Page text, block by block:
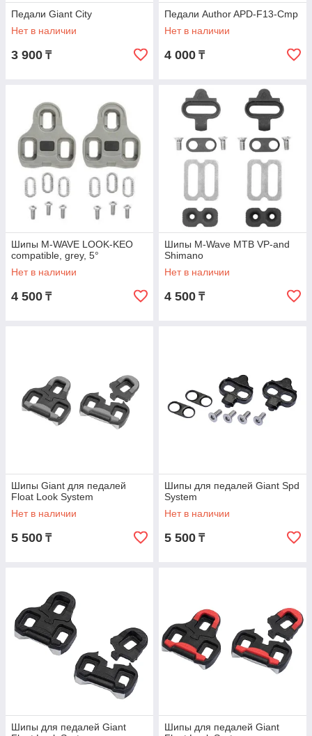
Педали Giant City
Нет в наличии
3 900 ₸
Педали Author APD-F13-Cmp
Нет в наличии
4 000 ₸
Шипы M-WAVE LOOK-KEO
compatible, grey, 5°
Нет в наличии
4 500 ₸
Шипы M-Wave MTB VP-and
Shimano
Нет в наличии
4 500 ₸
Шипы Giant для педалей
Float Look System
Нет в наличии
5 500 ₸
Шипы для педалей Giant Spd
System
Нет в наличии
5 500 ₸
Шипы для педалей Giant
Шипы для педалей Giant